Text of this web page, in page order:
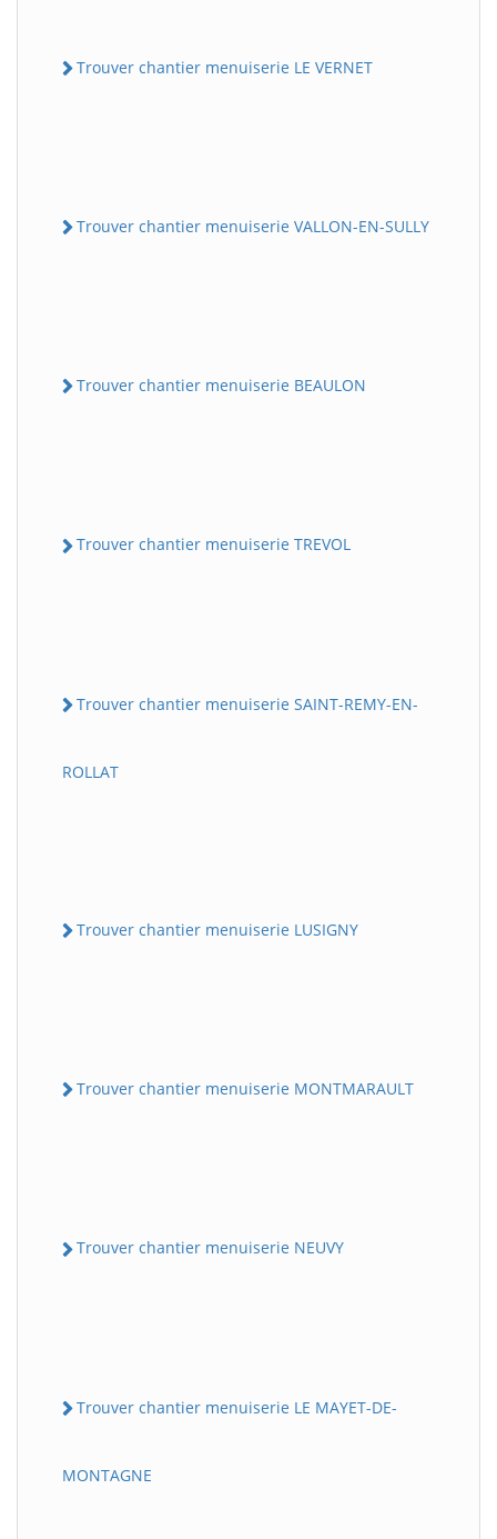
Trouver chantier menuiserie LE VERNET
Trouver chantier menuiserie VALLON-EN-SULLY
Trouver chantier menuiserie BEAULON
Trouver chantier menuiserie TREVOL
Trouver chantier menuiserie SAINT-REMY-EN-
ROLLAT
Trouver chantier menuiserie LUSIGNY
Trouver chantier menuiserie MONTMARAULT
Trouver chantier menuiserie NEUVY
Trouver chantier menuiserie LE MAYET-DE-
MONTAGNE